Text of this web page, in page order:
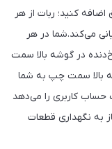
کنید؛ ربات از هر
می‌کند.شما در هر
در گوشه بالا سمت
بالا سمت چپ به شما
حساب کاربری را می‌دهد
به نگهداری قطعات